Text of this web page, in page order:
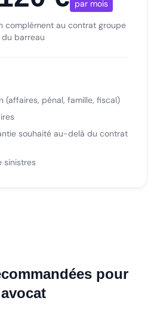
par mois
complément au contrat groupe
du barreau
(affaires, pénal, famille, fiscal)
souhaité au-delà du contrat
sinistres
pour
avocat